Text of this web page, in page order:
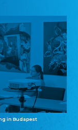
in Budapest